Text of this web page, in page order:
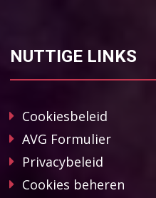
NUTTIGE LINKS
Cookiesbeleid
AVG Formulier
Privacybeleid
Cookies beheren